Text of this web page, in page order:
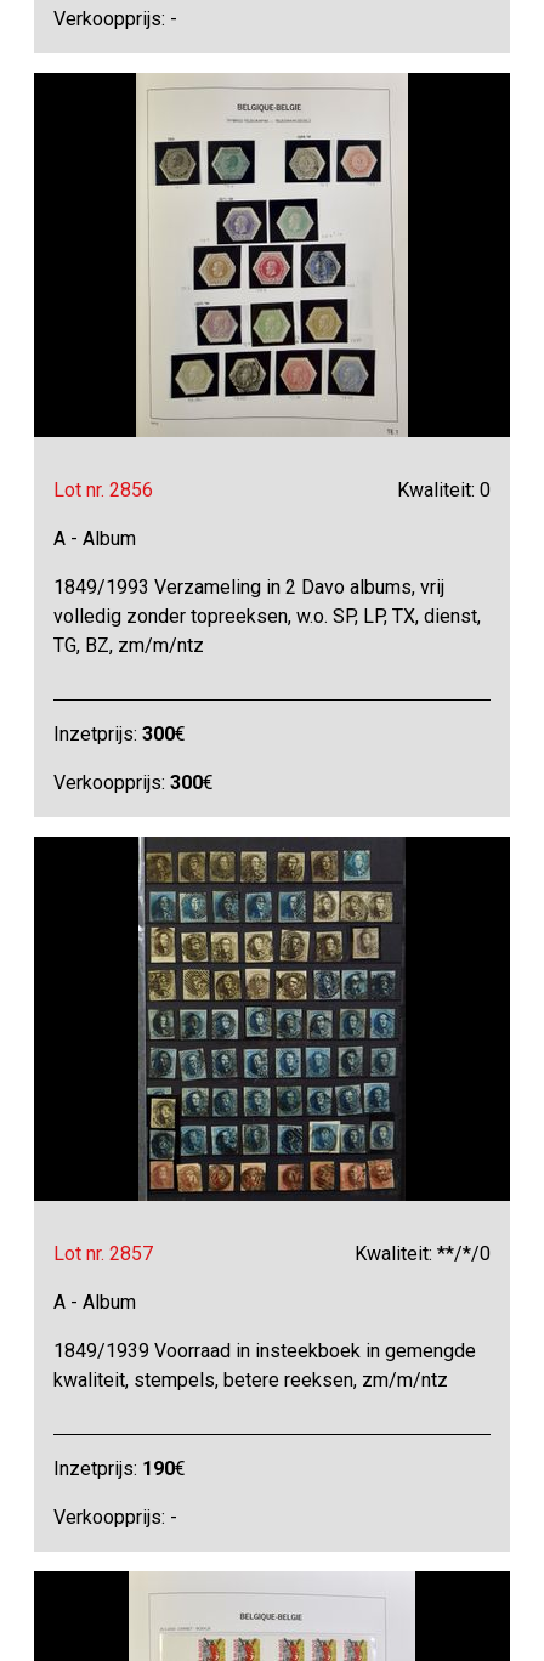
Verkoopprijs: -
Lot nr. 2856 Kwaliteit: 0
A - Album
1849/1993 Verzameling in 2 Davo albums, vrij
volledig zonder topreeksen, w.o. SP, LP, TX, dienst,
TG, BZ, zm/m/ntz
Inzetprijs:300€
Verkoopprijs:300€
Lot nr. 2857 Kwaliteit: **/*/0
A - Album
1849/1939 Voorraad in insteekboek in gemengde
kwaliteit, stempels, betere reeksen, zm/m/ntz
Inzetprijs: 190€
Verkoopprijs: -